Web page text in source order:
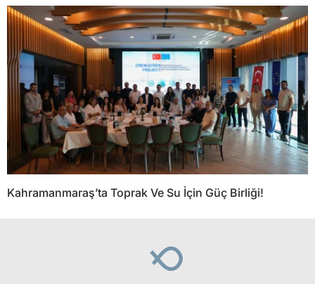
Kahramanmaraş’ta Toprak Ve Su İçin Güç Birliği!